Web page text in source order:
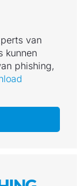
van
kunnen
phishing,